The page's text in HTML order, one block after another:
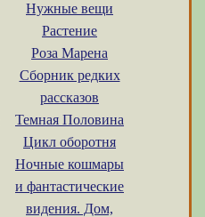
Нужные вещи
Растение
Роза Марена
Сборник редких
рассказов
Темная Половина
Цикл оборотня
Ночные кошмары
и фантастические
видения. Дом,